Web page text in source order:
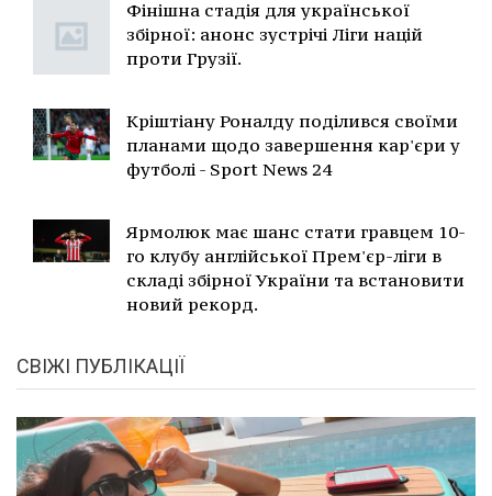
Фінішна стадія для української
збірної: анонс зустрічі Ліги націй
проти Грузії.
Кріштіану Роналду поділився своїми
планами щодо завершення кар'єри у
футболі - Sport News 24
Ярмолюк має шанс стати гравцем 10-
го клубу англійської Прем'єр-ліги в
складі збірної України та встановити
новий рекорд.
СВІЖІ ПУБЛІКАЦІЇ